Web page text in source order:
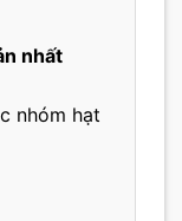
nhất
nhóm hạt